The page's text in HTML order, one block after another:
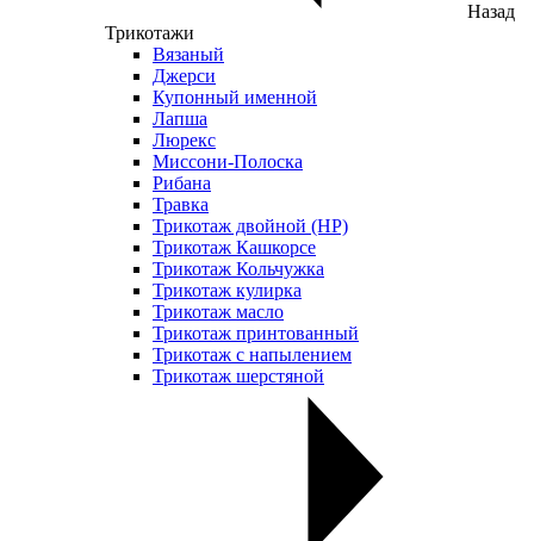
Назад
Трикотажи
Вязаный
Джерси
Купонный именной
Лапша
Люрекс
Миссони-Полоска
Рибана
Травка
Трикотаж двойной (НР)
Трикотаж Кашкорсе
Трикотаж Кольчужка
Трикотаж кулирка
Трикотаж масло
Трикотаж принтованный
Трикотаж с напылением
Трикотаж шерстяной